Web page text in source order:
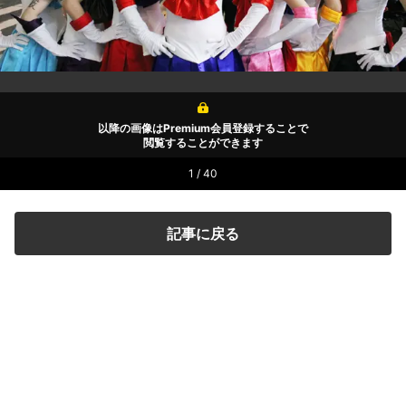
以降の画像はPremium会員登録することで
閲覧することができます
1 / 40
記事に戻る